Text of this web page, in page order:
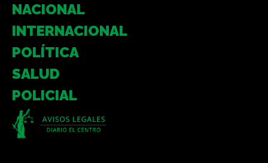
NACIONAL
INTERNACIONAL
POLÍTICA
SALUD
POLICIAL